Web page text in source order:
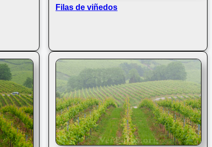
Filas de viñedos